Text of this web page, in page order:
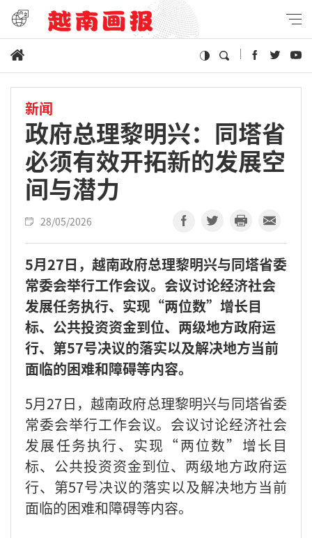
新闻
政府总理黎明兴：同塔省
必须有效开拓新的发展空
间与潜力
28/05/2026
5月27日，越南政府总理黎明兴与同塔省委
常委会举行工作会议。会议讨论经济社会
发展任务执行、实现“两位数”增长目
标、公共投资资金到位、两级地方政府运
行、第57号决议的落实以及解决地方当前
面临的困难和障碍等内容。
5月27日，越南政府总理黎明兴与同塔省委
常委会举行工作会议。会议讨论经济社会
发展任务执行、实现“两位数”增长目
标、公共投资资金到位、两级地方政府运
行、第57号决议的落实以及解决地方当前
面临的困难和障碍等内容。